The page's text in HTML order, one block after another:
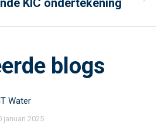
blogs
Water
januari 2025